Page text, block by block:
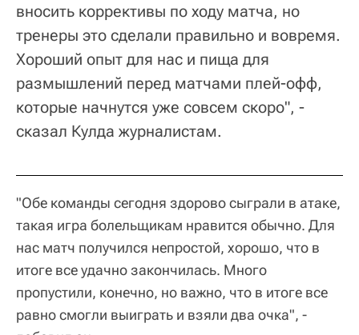
вносить коррективы по ходу матча, но
тренеры это сделали правильно и вовремя.
Хороший опыт для нас и пища для
размышлений перед матчами плей-офф,
которые начнутся уже совсем скоро", -
сказал Кулда журналистам.
"Обе команды сегодня здорово сыграли в атаке,
такая игра болельщикам нравится обычно. Для
нас матч получился непростой, хорошо, что в
итоге все удачно закончилась. Много
пропустили, конечно, но важно, что в итоге все
равно смогли выиграть и взяли два очка", -